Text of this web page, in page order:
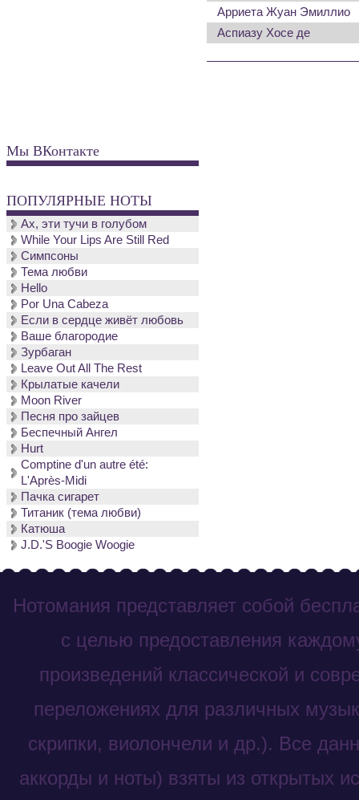
Арриета Жуан Эмиллио
Аспиазу Хосе де
Мы ВКонтакте
ПОПУЛЯРНЫЕ НОТЫ
Ах, эти тучи в голубом
While Your Lips Are Still Red
Симпсоны
Тема любви
Hello
Por Una Cabeza
Если в сердце живёт любовь
Ваше благородие
Зурбаган
Leave Out All The Rest
Крылатые качели
Moon River
Песня про зайцев
Беспечный Ангел
Hurt
Comptine d'un autre été:
L'Après-Midi
Пачка сигарет
Титаник (тема любви)
Катюша
J.D.'S Boogie Woogie
Нотомания представляет собой
с целью предоставления
произведений классической и
переложениях для различных
скрипки, виолончели и др.). Все
аккорды и ноты) взяты из открытых